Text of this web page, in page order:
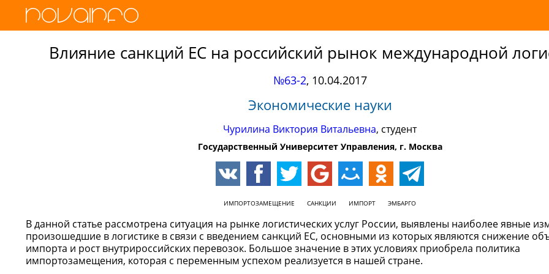
Влияние санкций ЕС на российский рынок международной
№63-2, 10.04.2017
Экономические науки
Чурилина Виктория Витальевна, студент
Государственный Университет Управления, г. Москва
ИМПОРТОЗАМЕЩЕНИЕ САНКЦИИ ИМПОРТ ЭМБАРГО
В данной статье рассмотрена ситуация на рынке логистических услуг России, выявлены наиболее явные
произошедшие в логистике в связи с введением санкций ЕС, основными из которых являются снижение
импорта и рост внутрироссийских перевозок. Большое значение в этих условиях приобрела политика
импортозамещения, которая с переменным успехом реализуется в нашей стране.